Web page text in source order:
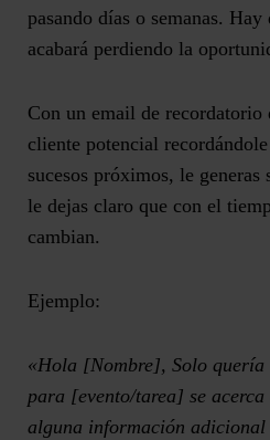
pasando días o semanas.
acabará perdiendo la
Con un email de recordatorio
cliente potencial
sucesos próximos, le generas
le dejas claro que con el
cambian.
Ejemplo:
«Hola [Nombre], Solo quería
para [evento/tarea] se
alguna información adicional